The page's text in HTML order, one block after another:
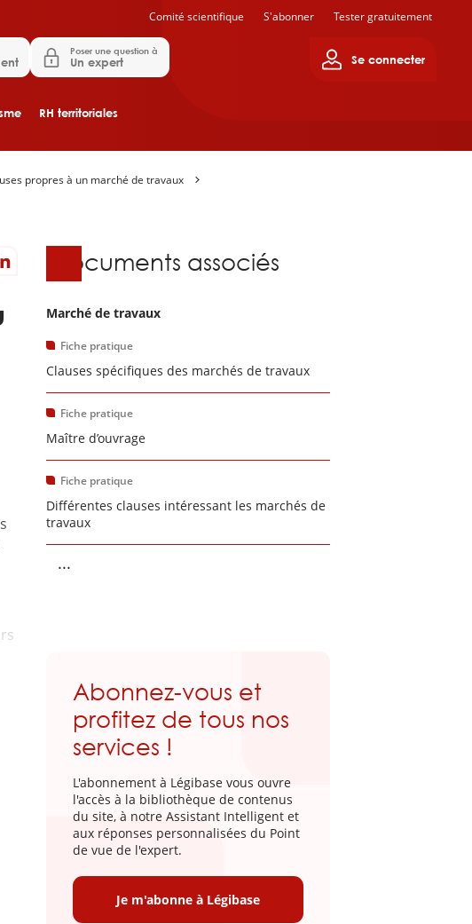
RH territoriales
Poser une question à
Un expert Se connecter
Comité scientifique S'abonner Tester gratuitement
propres à un marché de travaux
Documents associés
Marché de travaux
Fiche pratique
Clauses spécifiques des marchés de travaux
Fiche pratique
Maître d’ouvrage
Fiche pratique
Différentes clauses intéressant les marchés de
travaux
...
Abonnez-vous et
profitez de tous nos
services !
L'abonnement à Légibase vous ouvre
l'accès à la bibliothèque de contenus
du site, à notre Assistant Intelligent et
aux réponses personnalisées du Point
de vue de l'expert.
Je m'abonne à Légibase